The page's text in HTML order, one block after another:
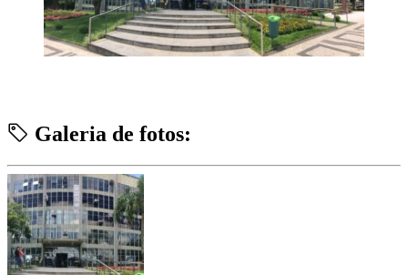
Galeria de fotos: